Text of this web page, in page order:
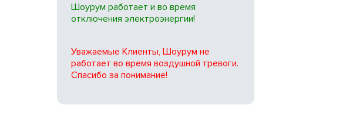
Шоурум работает и во время
отключения электроэнергии!
Уважаемые Клиенты, Шоурум не
работает во время воздушной тревоги.
Спасибо за понимание!